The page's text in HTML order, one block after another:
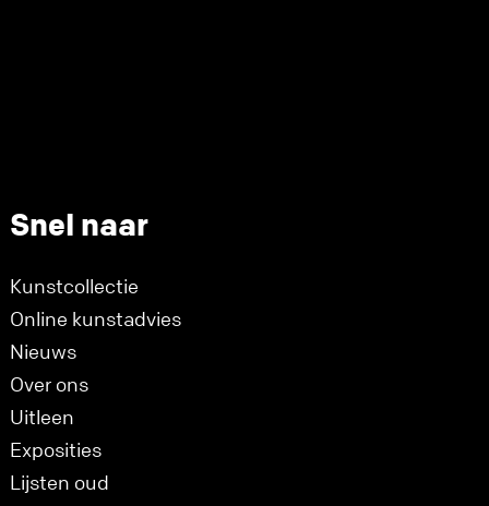
Snel naar
Kunstcollectie
Online kunstadvies
Nieuws
Over ons
Uitleen
Exposities
Lijsten oud